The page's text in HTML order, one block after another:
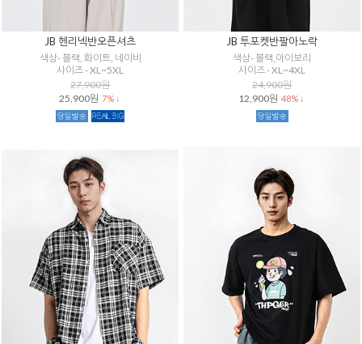
JB 헨리넥반오픈셔츠
색상- 블랙, 화이트, 네이비
사이즈 - XL~5XL
27,900원
25,900원 7% ↓
JB 투포켓반팔아노락
색상- 블랙,아이보리
사이즈 - XL~4XL
24,900원
12,900원 48% ↓